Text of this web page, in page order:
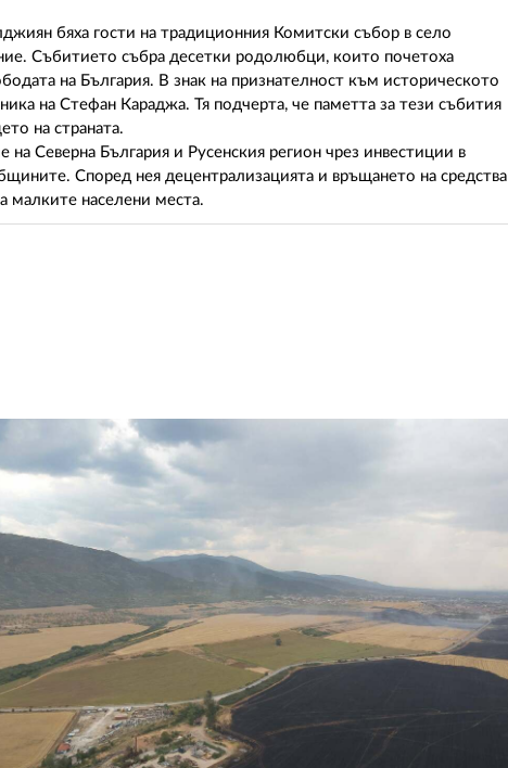
бяха гости на традиционния Комитски събор в село
Събитието събра десетки родолюбци, които почетоха
на България. В знак на признателност към историческото
на Стефан Караджа. Тя подчерта, че паметта за тези събития
на страната.
на Северна България и Русенския регион чрез инвестиции в
Според нея децентрализацията и връщането на средства
малките населени места.